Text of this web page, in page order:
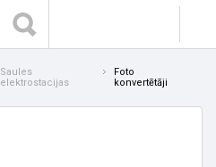
Saules
elektrostacijas
Foto
konvertētāji